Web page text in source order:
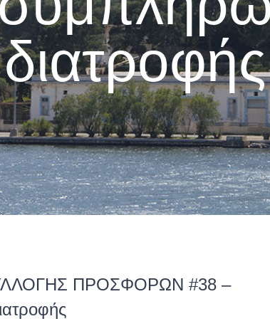
διατροφής
ΠΡΟΣΦΟΡΩΝ #38 –